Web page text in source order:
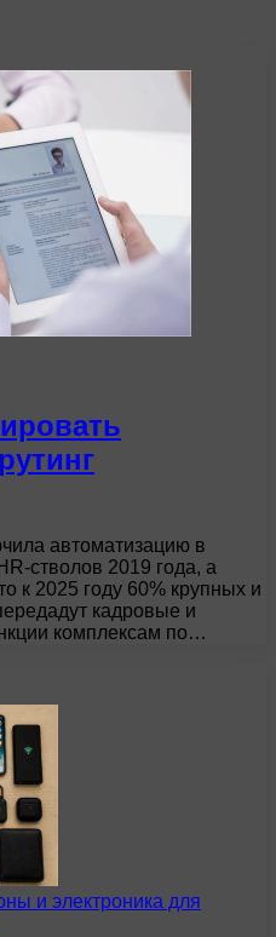
автоматизацию в
стволов 2019 года, а
к 2025 году 60% крупных и
кадровые и
комплексам по…
и электроника для